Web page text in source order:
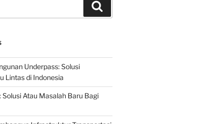
Underpass: Solusi
Lintas di Indonesia
Solusi Atau Masalah Baru Bagi